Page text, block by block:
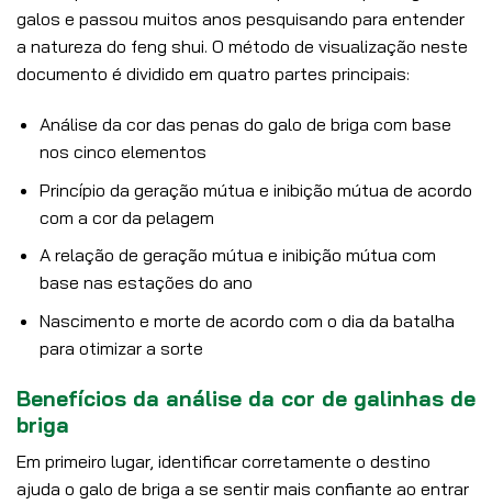
galos e passou muitos anos pesquisando para entender
a natureza do feng shui. O método de visualização neste
documento é dividido em quatro partes principais:
Análise da cor das penas do galo de briga com base
nos cinco elementos
Princípio da geração mútua e inibição mútua de acordo
com a cor da pelagem
A relação de geração mútua e inibição mútua com
base nas estações do ano
Nascimento e morte de acordo com o dia da batalha
para otimizar a sorte
Benefícios da análise da cor de galinhas de
briga
Em primeiro lugar, identificar corretamente o destino
ajuda o galo de briga a se sentir mais confiante ao entrar